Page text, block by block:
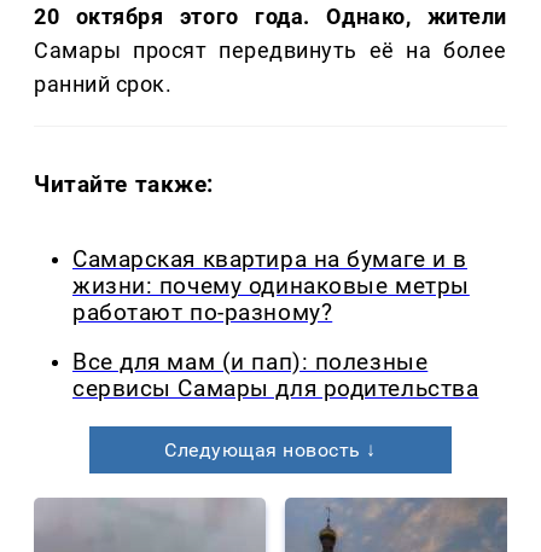
20 октября этого года. Однако, жители
Самары просят передвинуть её на более
ранний срок.
Читайте также:
Самарская квартира на бумаге и в
жизни: почему одинаковые метры
работают по-разному?
Все для мам (и пап): полезные
сервисы Самары для родительства
Следующая новость ↓